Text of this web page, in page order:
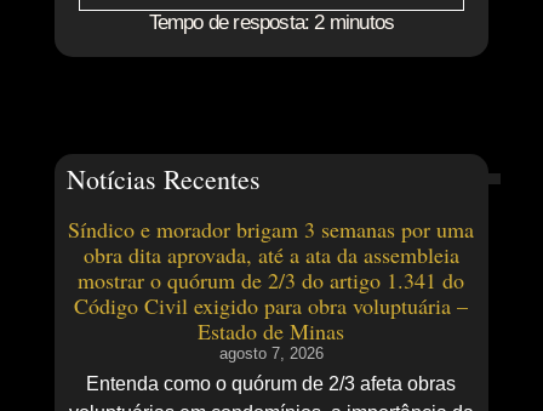
Tempo de resposta: 2 minutos
Notícias Recentes
Síndico e morador brigam 3 semanas por uma
obra dita aprovada, até a ata da assembleia
mostrar o quórum de 2/3 do artigo 1.341 do
Código Civil exigido para obra voluptuária –
Estado de Minas
agosto 7, 2026
Entenda como o quórum de 2/3 afeta obras